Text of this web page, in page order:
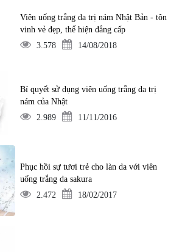
Viên uống trắng da trị nám Nhật Bản - tôn
vinh vẻ đẹp, thể hiện đẳng cấp
3.578
14/08/2018
Bí quyết sử dụng viên uống trắng da trị
nám của Nhật
2.989
11/11/2016
Phục hồi sự tươi trẻ cho làn da với viên
uống trắng da sakura
2.472
18/02/2017